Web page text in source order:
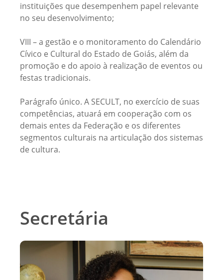
instituições que desempenhem papel relevante
no seu desenvolvimento;
VIII – a gestão e o monitoramento do Calendário
Cívico e Cultural do Estado de Goiás, além da
promoção e do apoio à realização de eventos ou
festas tradicionais.
Parágrafo único. A SECULT, no exercício de suas
competências, atuará em cooperação com os
demais entes da Federação e os diferentes
segmentos culturais na articulação dos sistemas
de cultura.
Secretária